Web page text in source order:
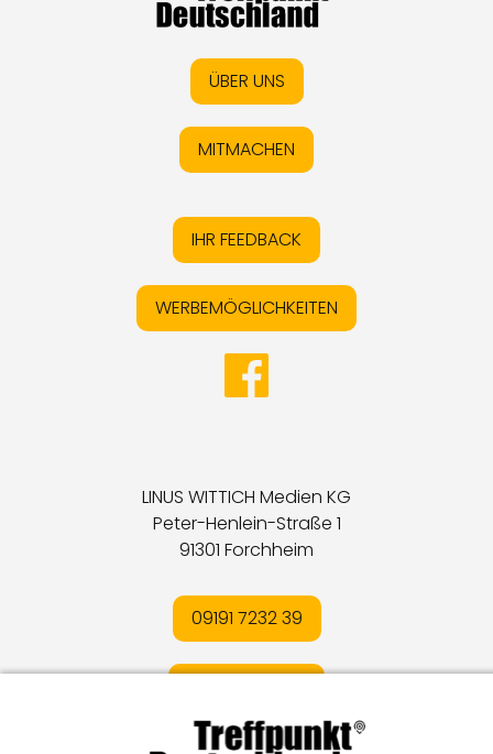
ÜBER UNS
MITMACHEN
IHR FEEDBACK
WERBEMÖGLICHKEITEN
LINUS WITTICH Medien KG
Peter-Henlein-Straße 1
91301 Forchheim
09191 7232 39